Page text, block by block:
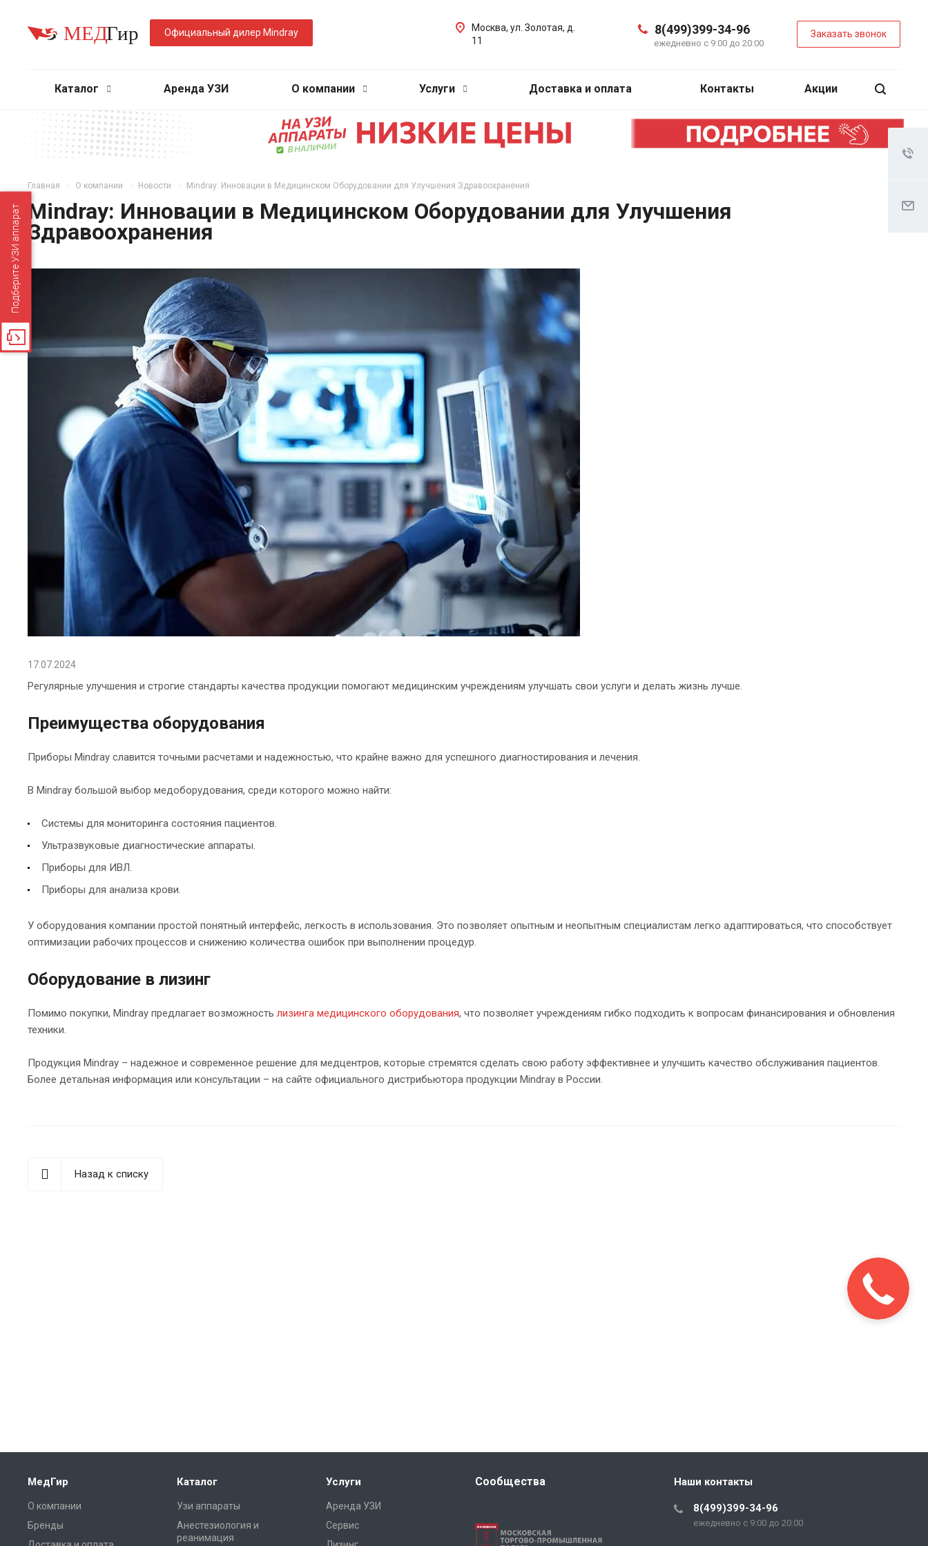
Официальный дилер Mindray 8(499)399-34-96
ежедневно с 9:00 до 20:00
Заказать звонок
Москва, ул. Золотая, д.
11
Каталог Аренда УЗИ О компании Услуги Доставка и оплата Контакты Акции
Главная О компании Новости Mindray: Инновации в Медицинском Оборудовании для Улучшения Здравоохранения
Mindray: Инновации в Медицинском Оборудовании для Улучшения
Здравоохранения
17.07.2024
Регулярные улучшения и строгие стандарты качества продукции помогают медицинским учреждениям улучшать свои услуги и делать жизнь лучше.
Преимущества оборудования
Приборы Mindray славится точными расчетами и надежностью, что крайне важно для успешного диагностирования и лечения.
В Mindray большой выбор медоборудования, среди которого можно найти:
Системы для мониторинга состояния пациентов.
Ультразвуковые диагностические аппараты.
Приборы для ИВЛ.
Приборы для анализа крови.
У оборудования компании простой понятный интерфейс, легкость в использования. Это позволяет опытным и неопытным специалистам легко адаптироваться, что способствует
оптимизации рабочих процессов и снижению количества ошибок при выполнении процедур.
Оборудование в лизинг
Помимо покупки, Mindray предлагает возможность лизинга медицинского оборудования, что позволяет учреждениям гибко подходить к вопросам финансирования и обновления
техники.
Продукция Mindray – надежное и современное решение для медцентров, которые стремятся сделать свою работу эффективнее и улучшить качество обслуживания пациентов.
Более детальная информация или консультации – на сайте официального дистрибьютора продукции Mindray в России.
Назад к списку
МедГир
О компании
Бренды
Каталог
Узи аппараты
Анестезиология и
реанимация
Услуги
Аренда УЗИ
Сервис
Сообщества Наши контакты
8(499)399-34-96
ежедневно с 9:00 до 20:00
Подберите УЗИ аппарат